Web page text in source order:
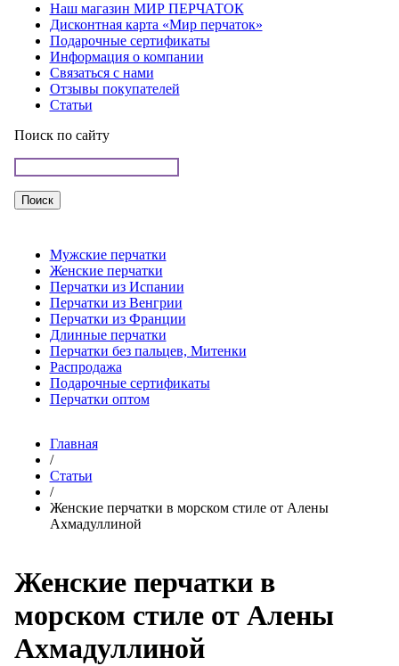
Наш магазин МИР ПЕРЧАТОК
Дисконтная карта «Мир перчаток»
Подарочные сертификаты
Информация о компании
Связаться с нами
Отзывы покупателей
Статьи
Поиск по сайту
Мужские перчатки
Женские перчатки
Перчатки из Испании
Перчатки из Венгрии
Перчатки из Франции
Длинные перчатки
Перчатки без пальцев, Митенки
Распродажа
Подарочные сертификаты
Перчатки оптом
Главная
/
Статьи
/
Женские перчатки в морском стиле от Алены
Ахмадуллиной
Женские перчатки в
морском стиле от Алены
Ахмадуллиной